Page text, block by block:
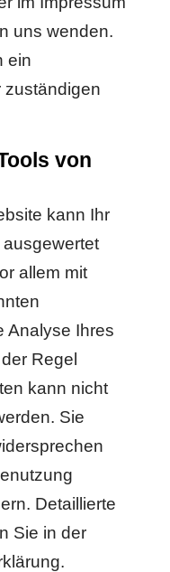
uns wenden.
ein
zuständigen
von
kann Ihr
allem mit
Analyse Ihres
Regel
kann nicht
Sie
Detaillierte
Sie in der